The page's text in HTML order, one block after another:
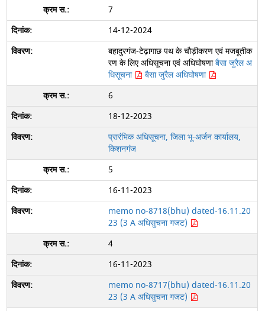
7
14-12-2024
बहादुरगंज-टेढ़ागाछ पथ के चौड़ीकरण एवं मजबूतीक
रण के लिए अधिसूचना एवं अधिघोषणाबैसा जुरैल अ
धिसूचना
बैसा जुरैल अधिघोषणा
6
18-12-2023
प्रारंभिक अधिसूचना, जिला भू-अर्जन कार्यालय,
किशनगंज
5
16-11-2023
memo no-8718(bhu) dated-16.11.20
23 (3 A अधिसुचना गजट)
4
16-11-2023
memo no-8717(bhu) dated-16.11.20
23 (3 A अधिसुचना गजट)